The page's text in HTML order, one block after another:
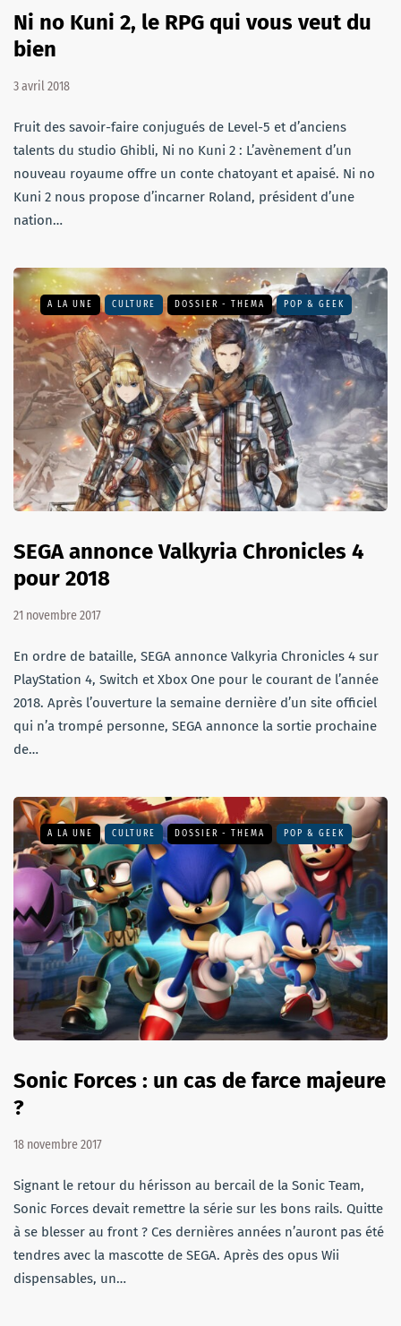
Ni no Kuni 2, le RPG qui vous veut du
bien
3 avril 2018
Fruit des savoir-faire conjugués de Level-5 et d’anciens
talents du studio Ghibli, Ni no Kuni 2 : L’avènement d’un
nouveau royaume offre un conte chatoyant et apaisé. Ni no
Kuni 2 nous propose d’incarner Roland, président d’une
nation…
A LA UNE CULTURE DOSSIER - THEMA POP & GEEK
SEGA annonce Valkyria Chronicles 4
pour 2018
21 novembre 2017
En ordre de bataille, SEGA annonce Valkyria Chronicles 4 sur
PlayStation 4, Switch et Xbox One pour le courant de l’année
2018. Après l’ouverture la semaine dernière d’un site officiel
qui n’a trompé personne, SEGA annonce la sortie prochaine
de…
A LA UNE CULTURE DOSSIER - THEMA POP & GEEK
Sonic Forces : un cas de farce majeure
?
18 novembre 2017
Signant le retour du hérisson au bercail de la Sonic Team,
Sonic Forces devait remettre la série sur les bons rails. Quitte
à se blesser au front ? Ces dernières années n’auront pas été
tendres avec la mascotte de SEGA. Après des opus Wii
dispensables, un…